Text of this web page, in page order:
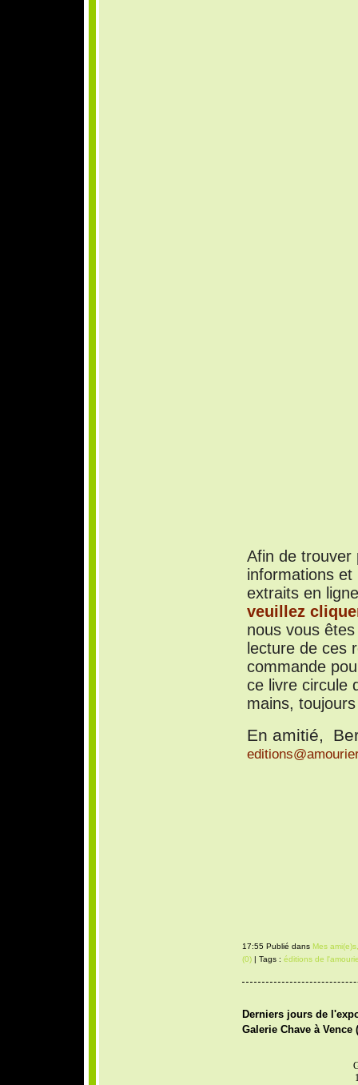
Afin de trouver
informations et
extraits en
veuillez
nous vous
lecture de ces
commande
ce livre circule
mains,
En amitié,
17:55 Publié dans Mes
(0)| Tags : éditions de
Derniers jours de
Galerie Chave à Vence